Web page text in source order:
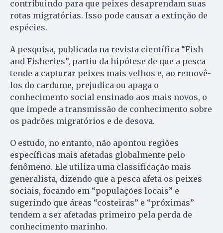
contribuindo para que peixes desaprendam suas
rotas migratórias. Isso pode causar a extinção de
espécies.
A pesquisa, publicada na revista científica “Fish
and Fisheries”, partiu da hipótese de que a pesca
tende a capturar peixes mais velhos e, ao removê-
los do cardume, prejudica ou apaga o
conhecimento social ensinado aos mais novos, o
que impede a transmissão de conhecimento sobre
os padrões migratórios e de desova.
O estudo, no entanto, não apontou regiões
específicas mais afetadas globalmente pelo
fenômeno. Ele utiliza uma classificação mais
generalista, dizendo que a pesca afeta os peixes
sociais, focando em “populações locais” e
sugerindo que áreas “costeiras” e “próximas”
tendem a ser afetadas primeiro pela perda de
conhecimento marinho.